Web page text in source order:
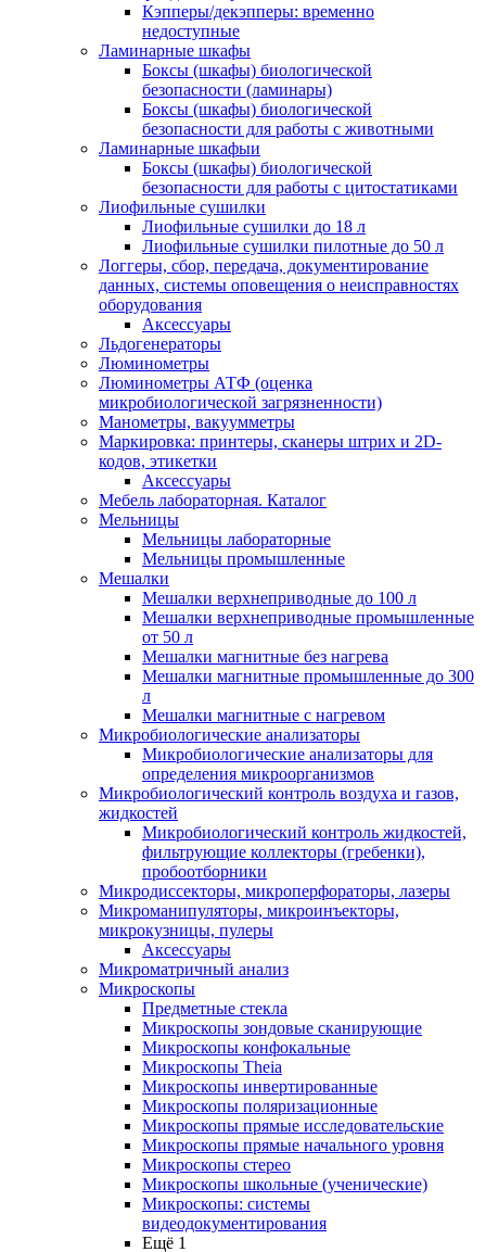
Кэпперы/декэпперы: временно
недоступные
Ламинарные шкафы
Боксы (шкафы) биологической
безопасности (ламинары)
Боксы (шкафы) биологической
безопасности для работы с животными
Ламинарные шкафыи
Боксы (шкафы) биологической
безопасности для работы с цитостатиками
Лиофильные сушилки
Лиофильные сушилки до 18 л
Лиофильные сушилки пилотные до 50 л
Логгеры, сбор, передача, документирование
данных, системы оповещения о неисправностях
оборудования
Аксессуары
Льдогенераторы
Люминометры
Люминометры АТФ (оценка
микробиологической загрязненности)
Манометры, вакуумметры
Маркировка: принтеры, сканеры штрих и 2D-
кодов, этикетки
Аксессуары
Мебель лабораторная. Каталог
Мельницы
Мельницы лабораторные
Мельницы промышленные
Мешалки
Мешалки верхнеприводные до 100 л
Мешалки верхнеприводные промышленные
от 50 л
Мешалки магнитные без нагрева
Мешалки магнитные промышленные до 300
л
Мешалки магнитные с нагревом
Микробиологические анализаторы
Микробиологические анализаторы для
определения микроорганизмов
Микробиологический контроль воздуха и газов,
жидкостей
Микробиологический контроль жидкостей,
фильтрующие коллекторы (гребенки),
пробоотборники
Микродиссекторы, микроперфораторы, лазеры
Микроманипуляторы, микроинъекторы,
микрокузницы, пулеры
Аксессуары
Микроматричный анализ
Микроскопы
Предметные стекла
Микроскопы зондовые сканирующие
Микроскопы конфокальные
Микроскопы Theia
Микроскопы инвертированные
Микроскопы поляризационные
Микроскопы прямые исследовательские
Микроскопы прямые начального уровня
Микроскопы стерео
Микроскопы школьные (ученические)
Микроскопы: системы
видеодокументирования
Ещё 1